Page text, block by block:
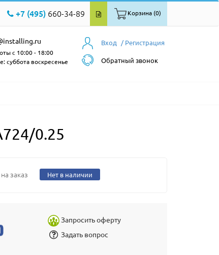
+7 (495) 660-34-89 Корзина (0)
Вход / Регистрация
Обратный звонок
с 10:00 - 18:00
суббота воскресенье
0.25
заказ Нет в наличии
Запросить оферту
Задать вопрос